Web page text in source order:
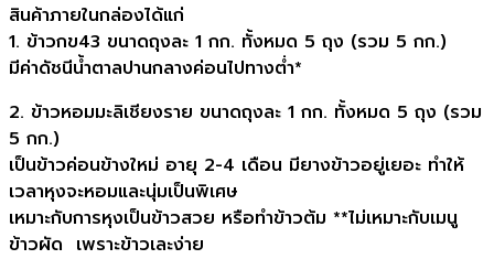
สินค้าภายในกล่องได้แก่
1. ข้าวกข43 ขนาดถุงละ 1 กก. ทั้งหมด 5 ถุง (รวม 5 กก.)
มีค่าดัชนีน้ำตาลปานกลางค่อนไปทางต่ำ*
2. ข้าวหอมมะลิเชียงราย ขนาดถุงละ 1 กก. ทั้งหมด 5 ถุง (รวม
5 กก.)
เป็นข้าวค่อนข้างใหม่ อายุ 2-4 เดือน มียางข้าวอยู่เยอะ ทำให้
เวลาหุงจะหอมและนุ่มเป็นพิเศษ
เหมาะกับการหุงเป็นข้าวสวย หรือทำข้าวต้ม **ไม่เหมาะกับเมนู
ข้าวผัด เพราะข้าวเละง่าย